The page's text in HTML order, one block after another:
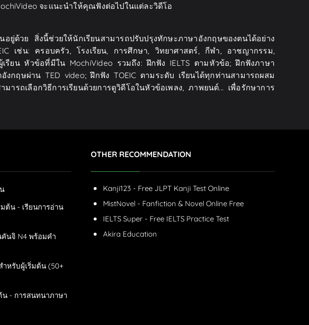
จะแนะนำให้คุณฟังต่อไปในแต่ละวิดีโอ
ยู่ด้วย สิ่งนี้ช่วยให้นักเรียนสามารถปรับปรุงทักษะภาษาอังกฤษของตนได้อย่าง
เช่น: ครอบครัว, โรงเรียน, การศึกษา, วิทยาศาสตร์, กีฬา, อาชญากรรม,
เรียน หัวข้อที่มีใน MochiVideo รวมถึง: ฝึกฟัง IELTS ตามหัวข้อ; ฝึกฟังภาษา
งกฤษผ่าน TED video; ฝึกฟัง TOEIC ตามระดับ เรียนได้ทุกท่านสามารถผสม
รถเลือกวิธีการเรียนด้วยการดูวิดีโอในหัวข้อเพลง, ภาพยนต์... เพื่อรักษาการ
ต้น - เรียนการอ่าน
คันจิ N4 พร้อมคำ
หรับผู้เริ่มต้น (50+
- การสนทนาภาษา
OTHER RECOMMENDATION
Kanji123 - Free JLPT Kanji Test Online
MistNovel - Fanfiction & Novel Online Free
IELTS Super - Free IELTS Practice Test
Akira Education